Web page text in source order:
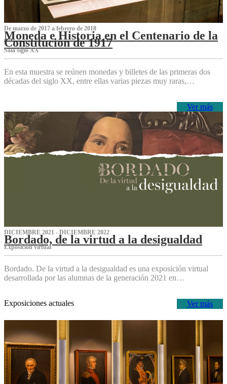
De marzo de 2017 a febrero de 2018
Moneda e Historia en el Centenario de la
Constitución de 1917
Sala siglo XX
En esta muestra se reúnen monedas y billetes de las primeras dos
décadas del siglo XX, entre ellas varias piezas muy raras,…
Ver más
DICIEMBRE 2021 - DICIEMBRE 2022
Bordado, de la virtud a la desigualdad
Exposición virtual‌
Bordado. De la virtud a la desigualdad es una exposición virtual
desarrollada por las alumnas de la generación 2021 en…
Ver más
Exposiciones actuales